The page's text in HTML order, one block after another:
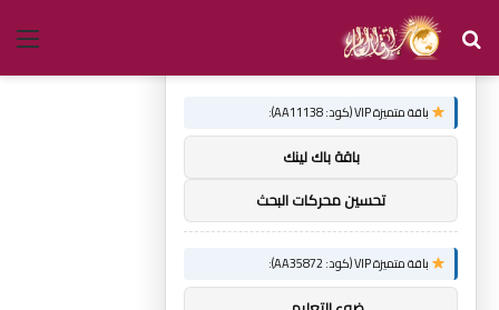
بحث
عن
توصيات :
باقة متميزة VIP (كود: AA11138):
باقة باك لينك
تحسين محركات البحث
باقة متميزة VIP (كود: AA35872):